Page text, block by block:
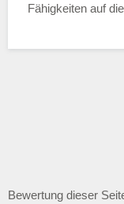
Fähigkeiten auf
Bewertung dieser